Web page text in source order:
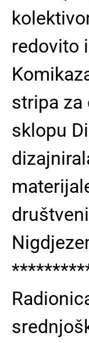
redovito
stripa za
sklopu